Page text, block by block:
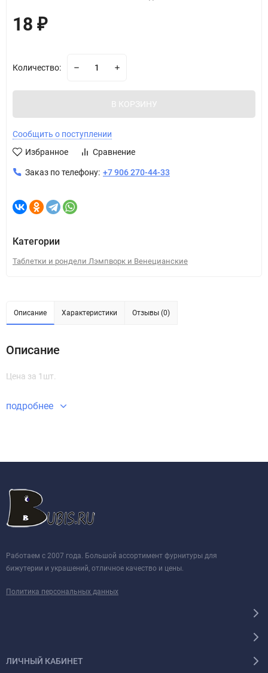
18 ₽
Количество:
В КОРЗИНУ
Сообщить о поступлении
Избранное
Сравнение
Заказ по телефону: +7 906 270-44-33
Категории
Таблетки и рондели Лэмпворк и Венецианские
Описание Характеристики Отзывы (0)
Описание
Цена за 1шт.
подробнее
Работаем с 2007 года. Большой ассортимент фурнитуры для
бижутерии и украшений, отличное качество и цены.
Политика персональных данных
ЛИЧНЫЙ КАБИНЕТ